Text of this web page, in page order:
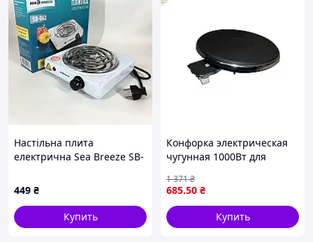
Настільна плита
електрична Sea Breeze SB-
449 ₴
Купить
Конфорка электрическая
чугунная 1000Вт для
компактная и мощная
плитка
685.50 ₴
1 371₴
Купить